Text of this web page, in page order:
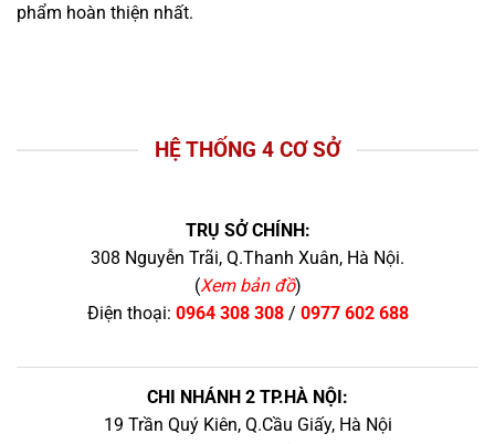
phẩm hoàn thiện nhất.
HỆ THỐNG 4 CƠ SỞ
TRỤ SỞ CHÍNH:
308 Nguyễn Trãi, Q.Thanh Xuân, Hà Nội.
(Xem bản đồ)
Điện thoại: 0964 308 308/ 0977 602 688
CHI NHÁNH 2 TP.HÀ NỘI:
19 Trần Quý Kiên, Q.Cầu Giấy, Hà Nội